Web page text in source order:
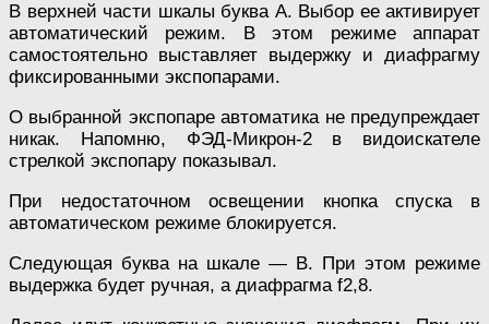
В верхней части шкалы буква А. Выбор ее активирует
автоматический режим. В этом режиме аппарат
самостоятельно выставляет выдержку и диафрагму
фиксированными экспопарами.
О выбранной экспопаре автоматика не предупреждает
никак. Напомню, ФЭД-Микрон-2 в видоискателе
стрелкой экспопару показывал.
При недостаточном освещении кнопка спуска в
автоматическом режиме блокируется.
Следующая буква на шкале — В. При этом режиме
выдержка будет ручная, а диафрагма f2,8.